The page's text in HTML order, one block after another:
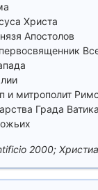
Христа
Апостолов
и митрополит
Града
2000;